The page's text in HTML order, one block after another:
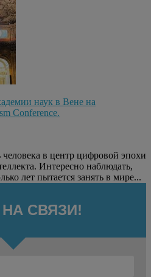
наук в Вене на
Conference.
человека в центр цифровой эпохи
Интересно наблюдать,
лет пытается занять в мире...
СВЯЗИ!